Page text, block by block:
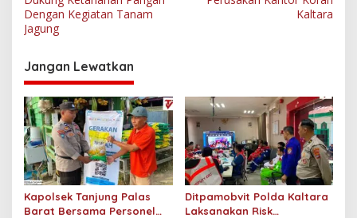
v
i
g
a
s
i
p
o
s
Dengan Kegiatan Tanam
Jagung
Kaltara
Jangan Lewatkan
Kapolsek Tanjung Palas
Barat Bersama Personel
Ditpamobvit Polda Kaltara
Laksanakan Risk